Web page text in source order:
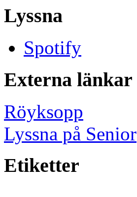
Lyssna
Spotify
Externa länkar
Röyksopp
Lyssna på Senior
Etiketter